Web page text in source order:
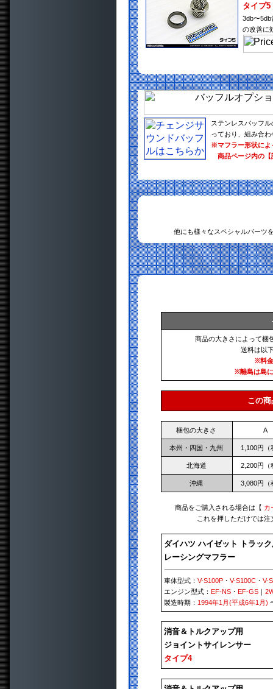
タイプ5
3db〜
の改善に
ステンレスバッフ
っており、組み合
※マフラー形状によ
商品ページ内の【
他にも様々なスペシャルパーツ
商品の大きさによって梱
送料は以
※料
※離島は島
この
梱包の大きさ A
本州・四国・九州 1,100円（
北海道 2,200円（
沖縄 3,080円（
商品をご購入される場合は【 カ
これを押しただけでは
ダイハツ ハイゼット トラッ
レーシングマフラー
車体型式：V-S100P ・V-S100C ・V-
エンジン型式：EF-NS ・EF-GS ｜
製造時期： 1994年1月(平成6年1月)
消音＆トルクアップ用
ジョイントサイレンサー
タイプ4